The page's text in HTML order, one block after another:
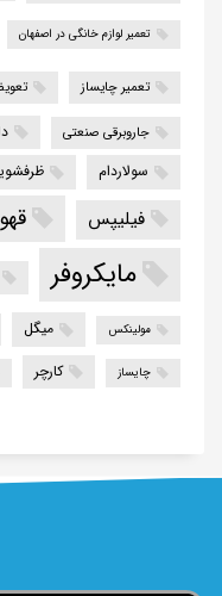
تعمیر لوازم خانگی در اصفهان
تعمیر چایساز
جاروبرقی صنعتی
سولاردام
فیلیپس
مایکروفر
مولینکس میگل
چایساز کارچر